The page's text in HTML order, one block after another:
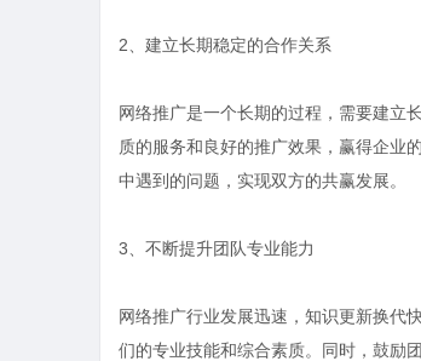
2、建立长期稳定的合作关系
网络推广是一个长期的过程，需要建立
质的服务和良好的推广效果，赢得企业
中遇到的问题，实现双方的共赢发展。
3、不断提升团队专业能力
网络推广行业发展迅速，知识更新换代
们的专业技能和综合素质。同时，鼓励